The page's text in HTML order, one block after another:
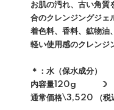
お肌の汚れ、古い角質
合のクレンジングジェ
着色料、香料、鉱物油
軽い使用感のクレンジ
＊：水（保水成分）
内容量120g ☽
通常価格\3,520 （税